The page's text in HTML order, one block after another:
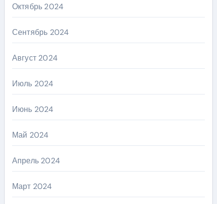
Октябрь 2024
Сентябрь 2024
Август 2024
Июль 2024
Июнь 2024
Май 2024
Апрель 2024
Март 2024